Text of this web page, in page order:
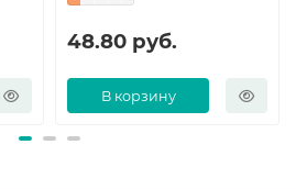
48.80 руб.
В корзину